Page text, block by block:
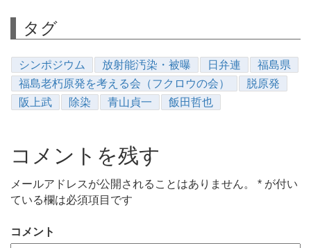
タグ
シンポジウム 放射能汚染・被曝 日弁連
福島県
福島老朽原発を考える会（フクロウの会）
脱原発
阪上武
除染 青山貞一 飯田哲也
コメントを残す
メールアドレスが公開されることはありません。 * が付い
ている欄は必須項目です
コメント